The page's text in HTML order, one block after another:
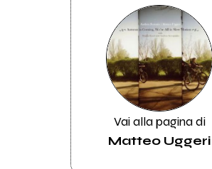
Vai alla pagina di
Matteo Uggeri